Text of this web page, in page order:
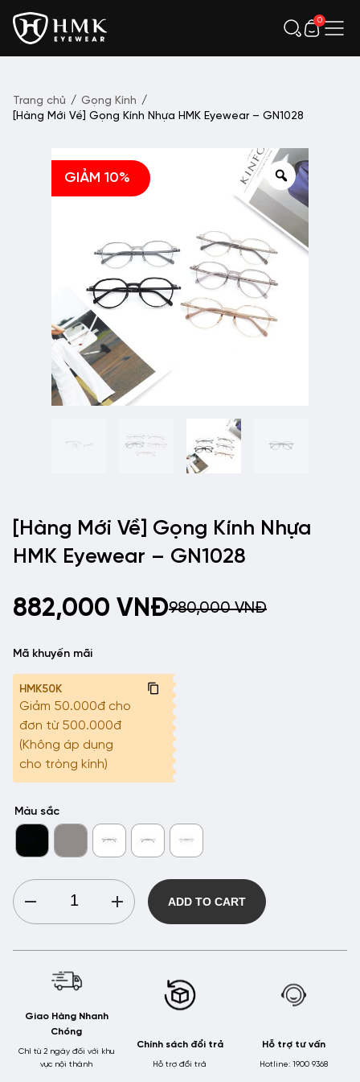
0
Trang chủ / Gọng Kính /
[Hàng Mới Về] Gọng Kính Nhựa HMK Eyewear – GN1028
GIẢM 10%
[Hàng Mới Về] Gọng Kính Nhựa
HMK Eyewear – GN1028
882,000 VNĐ980,000VNĐ
Mã khuyến mãi
HMK50K
Giảm 50.000đ cho
đơn từ 500.000đ
(Không áp dụng
cho tròng kính)
Màu sắc
Gọng
Nhựa
Eyewear
GN1028
quantity
ADD TO CART
Giao Hàng Nhanh
Chóng
Chỉ từ 2 ngày đối với khu
vực nội thành
Chính sách đổi trả
Hỗ trợ đổi trả
Hỗ trợ tư vấn
Hotline: 1900 9368